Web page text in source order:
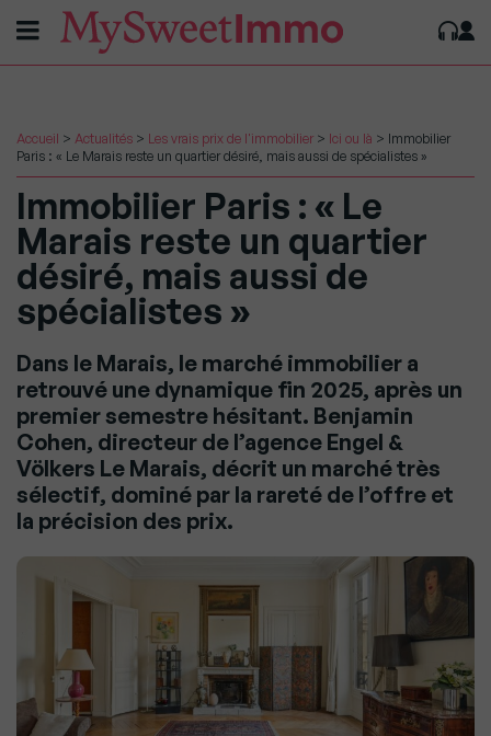
Accueil > Actualités > Les vrais prix de l'immobilier > Ici ou là > Immobilier
Paris : « Le Marais reste un quartier désiré, mais aussi de spécialistes »
Immobilier Paris : « Le
Marais reste un quartier
désiré, mais aussi de
spécialistes »
Dans le Marais, le marché immobilier a
retrouvé une dynamique fin 2025, après un
premier semestre hésitant. Benjamin
Cohen, directeur de l’agence Engel &
Völkers Le Marais, décrit un marché très
sélectif, dominé par la rareté de l’offre et
la précision des prix.